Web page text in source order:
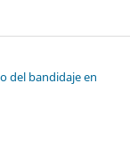
del bandidaje en